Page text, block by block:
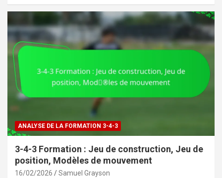
ANALYSE DE LA FORMATION 3-4-3
3-4-3 Formation : Jeu de construction, Jeu de
position, Modèles de mouvement
16/02/2026 Samuel Grayson